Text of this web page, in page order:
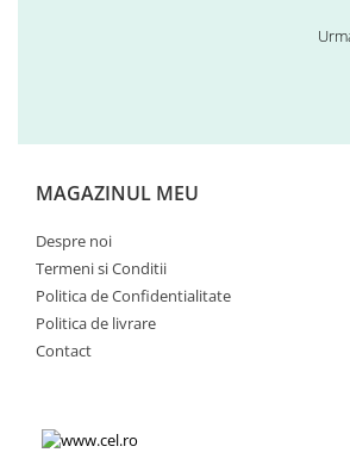
MAGAZINUL MEU
Despre noi
Termeni si Conditii
Politica de Confidentialitate
Politica de livrare
Contact